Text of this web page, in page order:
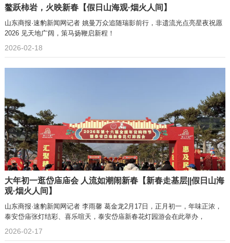
鳌跃柿岩，火映新春【假日山海观·烟火人间】
山东商报·速豹新闻网记者 姚曼万众追随瑞影前行，非遗流光点亮星夜祝愿
2026 见天地广阔，策马扬鞭启新程！
2026-02-18
大年初一逛岱庙庙会 人流如潮闹新春【新春走基层||假日山海
观·烟火人间】
山东商报·速豹新闻网记者 李雨馨 葛金龙2月17日，正月初一，年味正浓，
泰安岱庙张灯结彩、喜乐喧天，泰安岱庙新春花灯园游会在此举办，
2026-02-17